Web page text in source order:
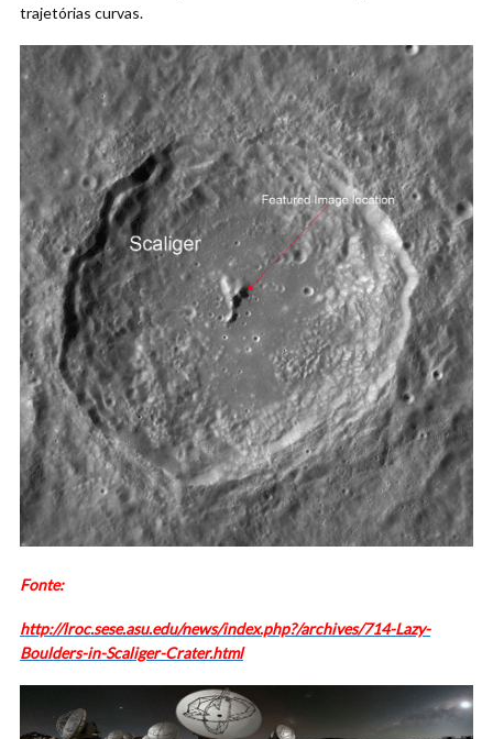
trajetórias curvas.
Fonte:
http://lroc.sese.asu.edu/news/index.php?/archives/714-Lazy-
Boulders-in-Scaliger-Crater.html